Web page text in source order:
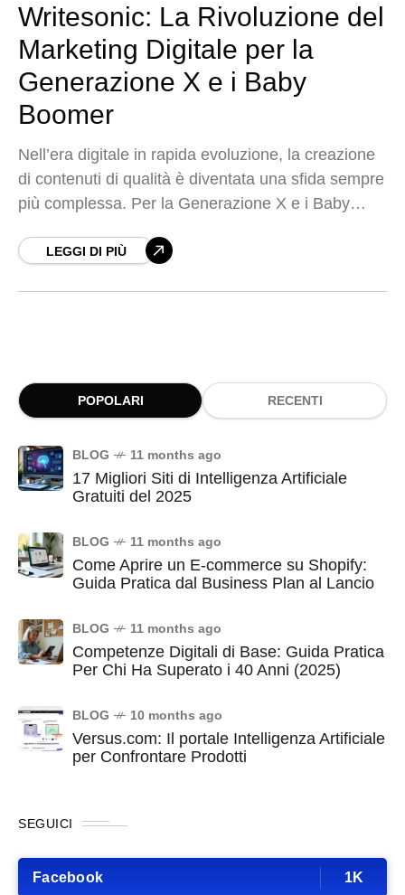
Writesonic: La Rivoluzione del
Marketing Digitale per la
Generazione X e i Baby
Boomer
Nell’era digitale in rapida evoluzione, la creazione
di contenuti di qualità è diventata una sfida sempre
più complessa. Per la Generazione X e i Baby
LEGGI DI PIÙ
POPOLARI RECENTI
BLOG 11 months ago
17 Migliori Siti di Intelligenza Artificiale
Gratuiti del 2025
BLOG 11 months ago
Come Aprire un E-commerce su Shopify:
Guida Pratica dal Business Plan al Lancio
BLOG 11 months ago
Competenze Digitali di Base: Guida Pratica
Per Chi Ha Superato i 40 Anni (2025)
BLOG 10 months ago
Versus.com: Il portale Intelligenza Artificiale
per Confrontare Prodotti
SEGUICI
Facebook 1K